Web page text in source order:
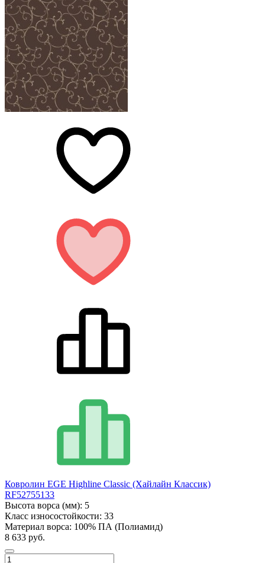
Ковролин EGE Highline Classic (Хайлайн Классик)
RF52755133
Высота ворса (мм): 5
Класс износостойкости: 33
Материал ворса: 100% ПА (Полиамид)
8 633 руб.